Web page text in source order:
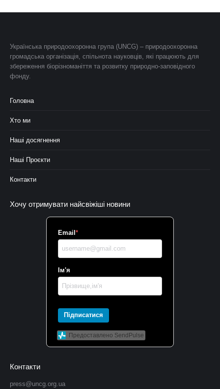
Українська природоохоронна група (UNCG) – природоохоронна
громадська організація, спільнота науковців, які працюють для
збереження біорізноманіття та розвитку природно-заповідного
фонду.
Головна
Хто ми
Наші досягнення
Наші Проєкти
Контакти
Хочу отримувати найсвіжіші новини
Email *
Ім'я
Підписатися
Предоставлено SendPulse
Контакти
press@uncg.org.ua